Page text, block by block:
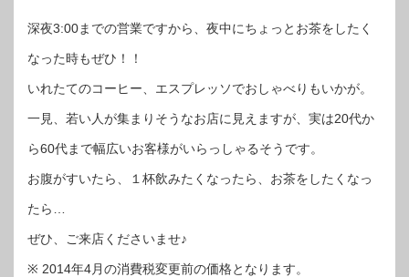
深夜3:00までの営業ですから、夜中にちょっとお茶をしたく
なった時もぜひ！！
いれたてのコーヒー、エスプレッソでおしゃべりもいかが。
一見、若い人が集まりそうなお店に見えますが、実は20代か
ら60代まで幅広いお客様がいらっしゃるそうです。
お腹がすいたら、１杯飲みたくなったら、お茶をしたくなっ
たら…
ぜひ、ご来店くださいませ♪
※ 2014年4月の消費税変更前の価格となります。